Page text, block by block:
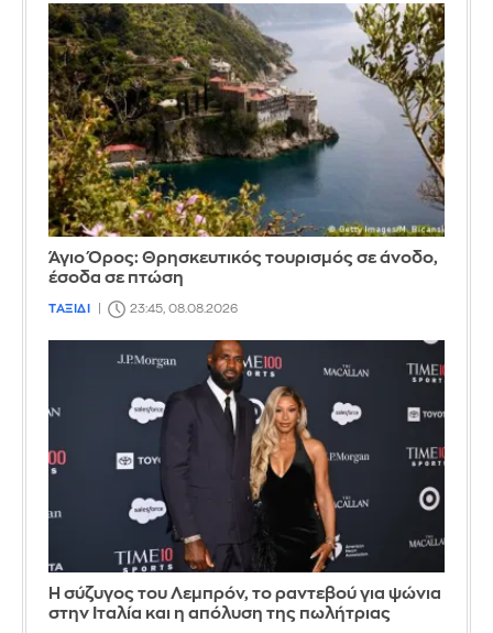
Άγιο Όρος: Θρησκευτικός τουρισμός σε άνοδο,
έσοδα σε πτώση
ΤΑΞΙΔΙ 23:45, 08.08.2026
Η σύζυγος του Λεμπρόν, το ραντεβού για ψώνια
στην Ιταλία και η απόλυση της πωλήτριας